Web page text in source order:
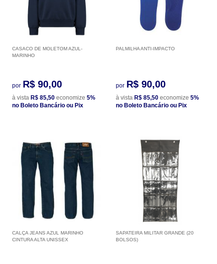
CASACO DE MOLETOM AZUL-
MARINHO
por R$ 90,00
à vista R$ 85,50 economize 5%
no Boleto Bancário ou Pix
PALMILHA ANTI-IMPACTO
por R$ 90,00
à vista R$ 85,50 economize 5%
no Boleto Bancário ou Pix
CALÇA JEANS AZUL MARINHO
CINTURA ALTA UNISSEX
SAPATEIRA MILITAR GRANDE (20
BOLSOS)